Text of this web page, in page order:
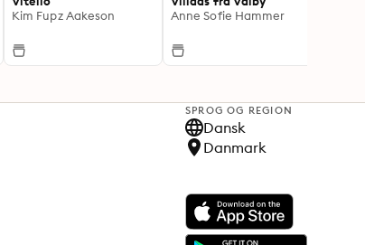
Kim Fupz Aakeson
Anne Sofie Hammer
SPROG OG REGION
Dansk
Danmark